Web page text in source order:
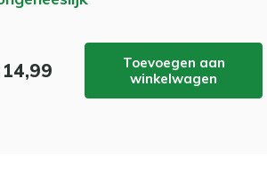
Toevoegen aan
winkelwagen